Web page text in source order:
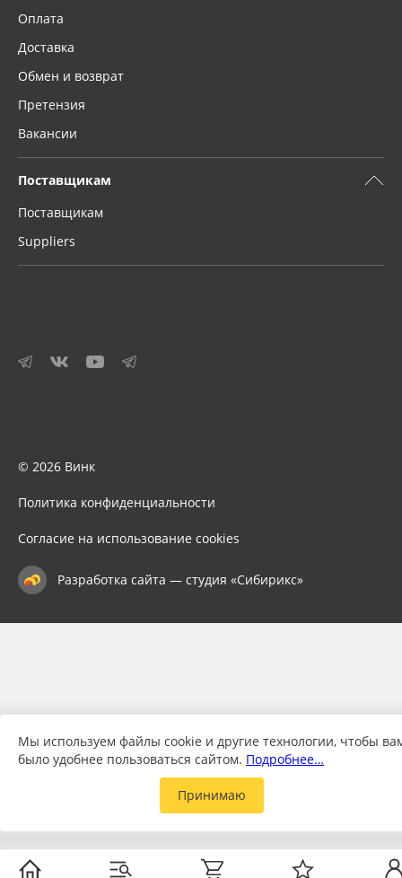
Оплата
Доставка
Обмен и возврат
Претензия
Вакансии
Поставщикам
Поставщикам
Suppliers
© 2026 Винк
Политика конфиденциальности
Согласие на использование cookies
Разработка сайта — студия «Сибирикс»
Мы используем файлы cookie и другие технологии, чтобы
было удобнее пользоваться сайтом. Подробнее…
Принимаю